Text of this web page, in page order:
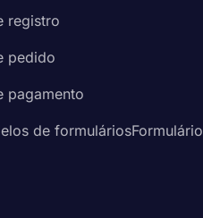
registro
pedido
pagamento
de formuláriosFormulário